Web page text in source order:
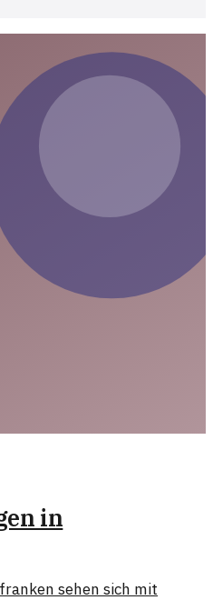
in
sehen sich mit